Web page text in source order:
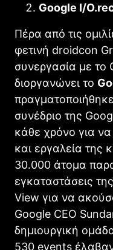
Google I/
Πέρα από τις
φετινή droidcon
συνεργασία με το
διοργανώνει το
συνέδριο της
κάθε χρόνο για
και εργαλεία της
30.000 άτομα
εγκαταστάσεις
View για να
Google CEO
δημιουργική
530 events